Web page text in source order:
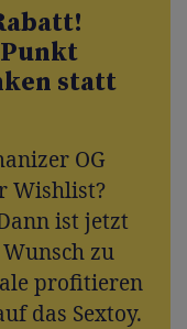
statt
OG
Wishlist?
ist jetzt
zu
profitieren
das Sextoy.